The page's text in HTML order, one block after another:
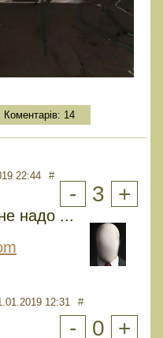
Коментарів: 14
22:44 #
- 3 +
надо ...
12:31 #
- 0 +